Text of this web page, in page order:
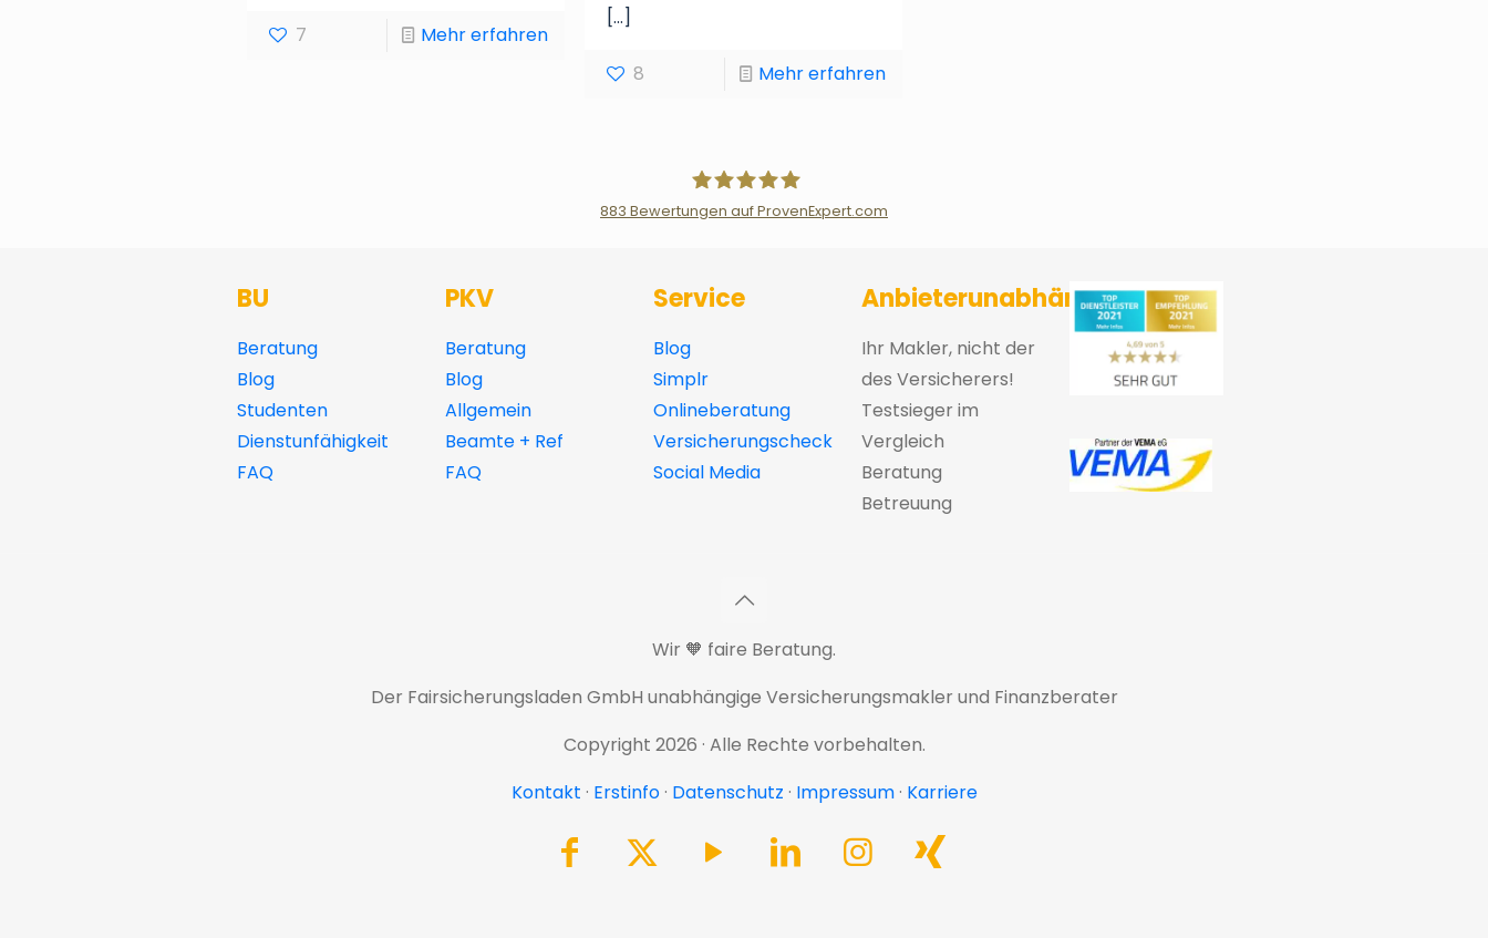
7 Mehr erfahren
[…]
8 Mehr erfahren
883 Bewertungen auf ProvenExpert.com
BU
Beratung
Blog
Studenten
Dienstunfähigkeit
FAQ
PKV
Beratung
Blog
Allgemein
Beamte + Ref
FAQ
Service
Blog
Simplr
Onlineberatung
Versicherungscheck
Social Media
Anbieterunabhängig
Ihr Makler, nicht der
des Versicherers!
Testsieger im
Vergleich
Beratung
Betreuung
Wir 🧡 faire Beratung.
Der Fairsicherungsladen GmbH unabhängige Versicherungsmakler und Finanzberater
Copyright 2026 · Alle Rechte vorbehalten.
Kontakt · Erstinfo· Datenschutz · Impressum· Karriere